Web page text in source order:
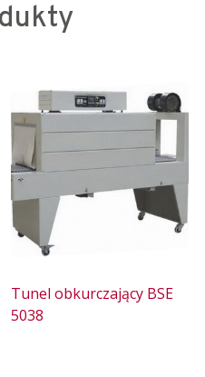
Tunel obkurczający BSE
5038